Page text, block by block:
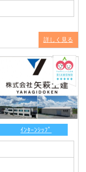
詳しく見る
ｲﾝﾀｰﾝｼｯﾌﾟ